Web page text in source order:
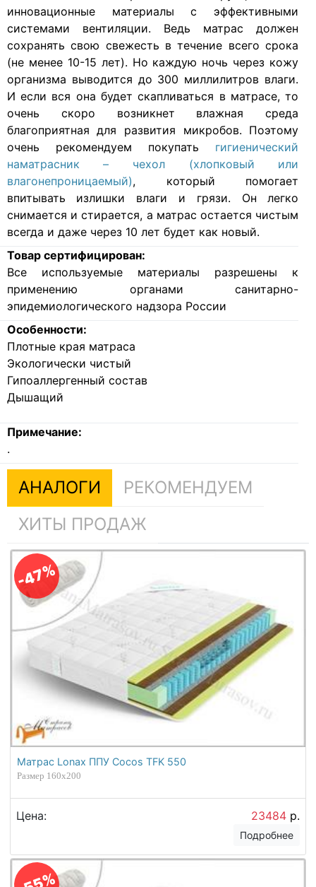
инновационные материалы с эффективными
системами вентиляции. Ведь матрас должен
сохранять свою свежесть в течение всего срока
(не менее 10-15 лет). Но каждую ночь через кожу
организма выводится до 300 миллилитров влаги.
И если вся она будет скапливаться в матрасе, то
очень скоро возникнет влажная среда
благоприятная для развития микробов. Поэтому
очень рекомендуем покупать гигиенический
наматрасник – чехол (хлопковый или
влагонепроницаемый), который помогает
впитывать излишки влаги и грязи. Он легко
снимается и стирается, а матрас остается чистым
всегда и даже через 10 лет будет как новый.
Товар сертифицирован:
Все используемые материалы разрешены к
применению органами санитарно-
эпидемиологического надзора России
Особенности:
Плотные края матраса
Экологически чистый
Гипоаллергенный состав
Дышащий
Примечание:
.
АНАЛОГИ
РЕКОМЕНДУЕМ
ХИТЫ ПРОДАЖ
-47%
Матрас Lonax ППУ Cocos TFK 550
Размер 160х200
Цена: 23484 р.
Подробнее